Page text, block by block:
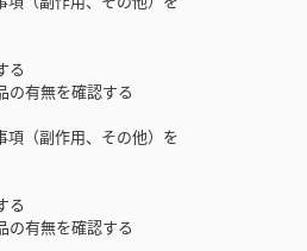
る
の有無を確認する
項（副作用、その他）を
る
の有無を確認する